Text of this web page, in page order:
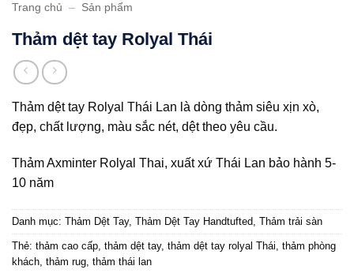
Trang chủ – Sản phẩm
Thảm dệt tay Rolyal Thái
Thảm dệt tay Rolyal Thái Lan là dòng thảm siêu xịn xò,
đẹp, chất lượng, màu sắc nét, dệt theo yêu cầu.
Thảm Axminter Rolyal Thai, xuất xứ Thái Lan bảo hành 5-
10 năm
Danh mục: Thảm Dệt Tay, Thảm Dệt Tay Handtufted Thảm trải sàn
Thẻ: thảm cao cấp thảm dệt tay, thảm dệt tay rolyal Thái thảm phòng
khách thảm rug thảm thái lan